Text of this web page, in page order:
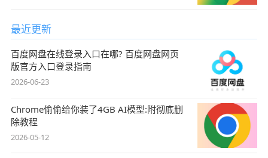
最近更新
百度网盘在线登录入口在哪? 百度网盘网页
版官方入口登录指南
2026-06-23
Chrome偷偷给你装了4GB AI模型:附彻底删
除教程
2026-05-12